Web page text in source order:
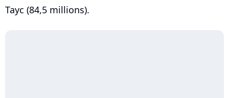
Tayc (84,5 millions).